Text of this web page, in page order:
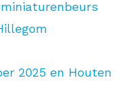
2025 en Houten